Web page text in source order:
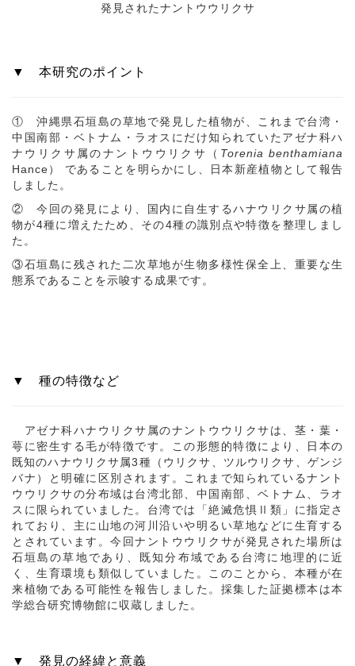
発見されたナントウウリクサ
▼ 本研究のポイント
① 沖縄県石垣島の草地で発見した植物が、これまで台湾・
中国南部・ベトナム・ラオスにだけ知られていたアゼナ科ハ
ナウリクサ属のナントウウリクサ（ Torenia benthamiana
Hance） であることを明らかにし、日本新産植物として報告
しました。
② 今回の発見により、国内に自生するハナウリクサ属の植
物が4種に増えたため、その4種の識別点や特徴を整理しまし
た。
③石垣島に残された二次草地が生物多様性保全上、重要な生
態系であることを示唆する成果です。
▼ 種の特徴など
アゼナ科ハナウリクサ属のナントウウリクサは、茎・葉・
萼に密生する毛が特徴です。この形態的特徴により、日本の
既知のハナウリクサ属3種（ウリクサ、ツルウリクサ、ゲンジ
バナ）と明確に区別されます。これまで知られているナント
ウウリクサの分布域は台湾北部、中国南部、ベトナム、ラオ
スに限られていました。台湾では「絶滅危惧Ⅱ類」に指定さ
れており、主に山地の河川沿いや明るい草地などに生育する
とされています。今回ナントウウリクサが発見された場所は
石垣島の草地であり、既知分布域である台湾に地理的に近
く、生育環境も類似していました。このことから、本種が在
来植物である可能性を報告しました。採集した証拠標本は本
学総合研究博物館に収蔵しました。
▼ 発見の経緯と意義